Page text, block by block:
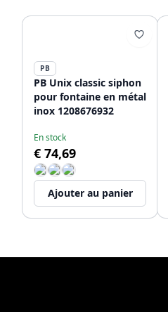
PB
PB Unix classic siphon
pour fontaine en métal
inox 1208676932
En stock
€ 74,69
Ajouter au panier